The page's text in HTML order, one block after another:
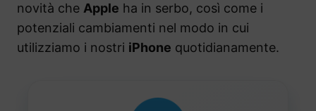
novità che Apple ha in serbo, così come i
potenziali cambiamenti nel modo in cui
utilizziamo i nostri iPhone quotidianamente.